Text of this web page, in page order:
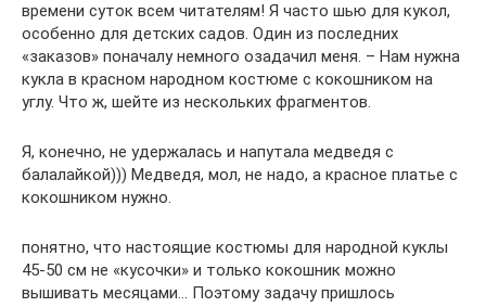
времени суток всем читателям! Я часто шью для кукол,
особенно для детских садов. Один из последних
«заказов» поначалу немного озадачил меня. – Нам нужна
кукла в красном народном костюме с кокошником на
углу. Что ж, шейте из нескольких фрагментов.
Я, конечно, не удержалась и напутала медведя с
балалайкой))) Медведя, мол, не надо, а красное платье с
кокошником нужно.
понятно, что настоящие костюмы для народной куклы
45-50 см не «кусочки» и только кокошник можно
вышивать месяцами… Поэтому задачу пришлось